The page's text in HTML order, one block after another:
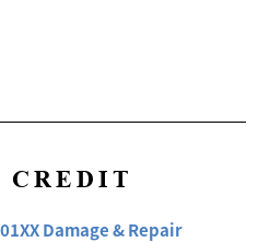
Damage & Repair